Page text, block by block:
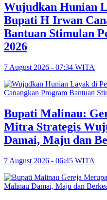
Wujudkan Hunian
Bupati H Irwan
Bantuan Stimulan
2026
7 August 2026 - 07:34 WITA
Bupati Malinau:
Mitra Strategis
Damai, Maju dan
7 August 2026 - 06:45 WITA